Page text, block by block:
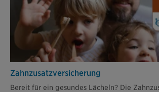
Zahn­zusatz­versicherung
Bereit für ein gesundes Lächeln? Die